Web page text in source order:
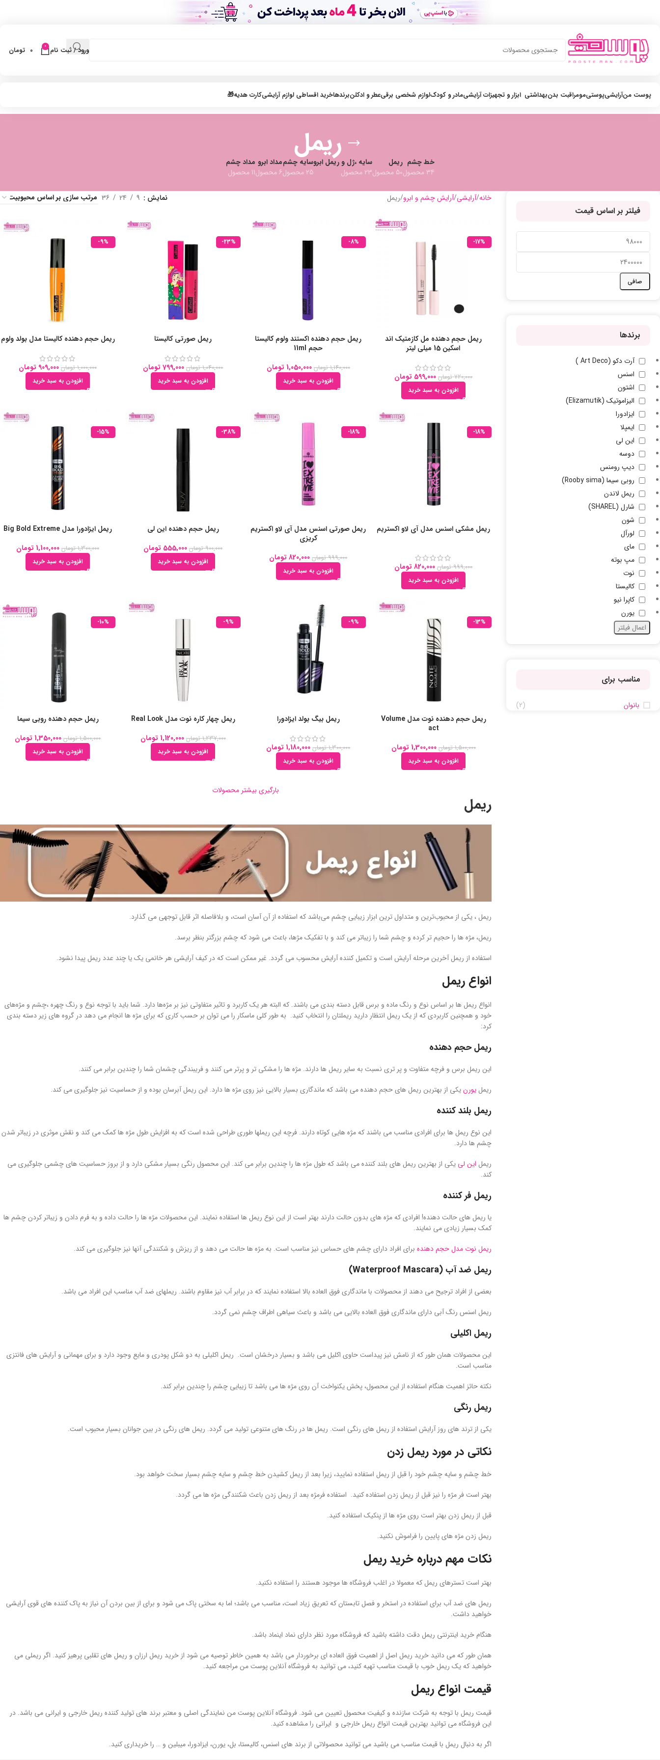
ورود / ثبت نام 0
0 تومان
پوست منآرایشیپوستیمومراقبت بدنبهداشتی ابزار و تجهیزات آرایشیمادر و کودکلوازم شخصی برقیعطر و ادکلنبرندهاخرید اقساطی لوازم آرایشیکارت هدیه🎁
ریمل
خط چشم
34 محصول
ریمل
50 محصول
سایه ،ژل و ریمل ابرو
23 محصول
سایه چشم
25 محصول
مداد ابرو
6 محصول
مداد چشم
11 محصول
فیلتر بر اساس قیمت
صافی
برندها
آرت دکو (Art Deco )
اسنس
اشتون
الیزاموتیک (Elizamutik)
ایزادورا
ایمپلا
این لی
دوسه
دیپ رومنس
روبی سیما (Rooby sima)
ریمل لاندن
شارل (SHAREL)
شون
لورآل
مای
مپ بوته
نوت
کالیستا
کاپرا نیو
یورن
اعمال فیلتر
مناسب برای
بانوان (2)
خانه آرایشی آرایش چشم و ابرو ریمل نمایش 9
24
36
-17%
ریمل حجم دهنده مل کازمتیک اند
اسکین 15 میلی لیتر
720,000 تومان 599,000 تومان
افزودن به سبد خرید
-8%
ریمل حجم دهنده اکستند ولوم کالیستا
حجم 11ml
1,140,000 تومان 1,050,000 تومان
افزودن به سبد خرید
-23%
ریمل صورتی کالیستا
1,040,000 تومان 799,000 تومان
افزودن به سبد خرید
-9%
ریمل حجم دهنده کالیستا مدل بولد ولوم
1,000,000 تومان 909,000 تومان
افزودن به سبد خرید
-18%
ریمل مشکی اسنس مدل آی لاو اکستریم
999,000 تومان 820,000 تومان
افزودن به سبد خرید
-18%
ریمل صورتی اسنس مدل آی لاو اکستریم
کریزی
999,000 تومان 820,000 تومان
افزودن به سبد خرید
-38%
ریمل حجم دهنده این لی
900,000 تومان 555,000 تومان
افزودن به سبد خرید
-15%
ریمل ایزادورا مدل Big Bold Extreme
1,300,000 تومان 1,100,000 تومان
افزودن به سبد خرید
-13%
ریمل حجم دهنده نوت مدل Volume
act
1,500,000 تومان 1,300,000 تومان
افزودن به سبد خرید
-9%
ریمل بیگ بولد ایزادورا
1,300,000 تومان 1,180,000 تومان
افزودن به سبد خرید
-9%
ریمل چهار کاره نوت مدل Real Look
1,237,000 تومان 1,120,000 تومان
افزودن به سبد خرید
-10%
ریمل حجم دهنده روبی سیما
1,500,000 تومان 1,350,000 تومان
افزودن به سبد خرید
بارگیری بیشتر محصولات
ریمل
ریمل ، یکی از محبوب‌ترین و متداول ترین ابزار زیبایی چشم می‌باشد که استفاده از آن آسان است، و بلافاصله اثر قابل توجهی می گذارد.
ریمل، مژه ها را حجیم تر کرده و چشم شما را زیباتر می کند و با تفکیک مژها، باعث می شود که چشم بزرگتر بنظر برسد.
استفاده از ریمل آخرین مرحله آرایش است و تکمیل کننده آرایش محسوب می گردد. غیر ممکن است که در کیف آرایشی هر خانمی یک یا چند عدد ریمل پیدا نشود.
انواع ریمل
انواع ریمل ها بر اساس نوع و رنگ ماده و برس قابل دسته بندی می باشند. که البته هر یک کاربرد و تاثیر متفاوتی نیز بر مژه‌ها دارد. شما باید با توجه نوع و رنگ چهره ،چشم و مژه‌های
خود‌ و همچنین کاربردی که از یک ریمل انتظار دارید ریملتان را انتخاب کنید. به طور کلی ماسکار را می توان بر حسب کاری که برای مژه ها انجام می دهد در گروه های زیر دسته بندی
کرد:
ریمل حجم دهنده
این ریمل برس و فرچه متفاوت و پر تری نسبت به سایر ریمل ها دارند. مژه ها را مشکی تر و پرتر می کنند و فریبندگی چشمان شما را چندین برابر می کنند.
ریملیورنیکی از بهترین ریمل های حجم دهنده می باشد که ماندگاری بسیار بالایی نیز روی مژه ها دارد. این ریمل آبرسان بوده و از حساسیت نیز جلوگیری می کند.
ریمل بلند کننده
این نوع ریمل ها برای افرادی مناسب می باشند که مژه هایی کوتاه دارند. فرچه این ریملها طوری طراحی شده است که به افزایش طول مژه ها کمک می کند و نقش موثری در زیباتر شدن
چشم ها دارد.
ریمل این لی یکی از بهترین ریمل های بلند کننده می باشد که طول مژه ها را چندین برابر می کند. این محصول رنگی بسیار مشکی دارد و از بروز حساسیت های چشمی جلوگیری می
کند.
ریمل فر کننده
یا ریمل های حالت دهنده! افرادی که مژه های بدون حالت دارند بهتر است از این نوع ریمل ها استفاده نمایند. این محصولات مژه ها را حالت داده و به فرم دادن و زیباتر کردن چشم ها
کمک بسیار زیادی می نمایند.
ریمل نوت مدل حجم دهنده برای افراد دارای چشم های حساس نیز مناسب است. به مژه ها حالت می دهد و از ریزش و شکنندگی آنها نیز جلوگیری می کند.
ریمل ضد آب (Waterproof Mascara)
بعضی از افراد ترجیح می دهند از محصولات با ماندگاری فوق العاده بالا استفاده نمایند که در برابر آب نیز مقاوم باشند. ریملهای ضد آب مناسب این افراد می باشد.
ریمل اسنس رنگ آبی دارای ماندگاری فوق العاده بالایی می باشد و باعث سیاهی اطراف چشم نمی گردد.
ریمل اکلیلی
این محصولات همان طور که از نامش نیز پیداست حاوی اکلیل می باشد و بسیار درخشان است. ریمل اکلیلی به دو شکل پودری و مایع وجود دارد و برای مهمانی و آرایش های فانتزی
مناسب است.
نکته حائز اهمیت هنگام استفاده از این محصول، پخش یکنواخت آن روی مژه ها می باشد تا زیبایی چشم را چندین برابر کند.
ریمل رنگی
یکی از ترند های روز آرایش استفاده از ریمل های رنگی است. ریمل ها در رنگ های متنوعی تولید می گردد. ریمل های رنگی در بین جوانان بسیار محبوب است.
نکاتی در مورد ریمل زدن
خط چشم و سایه چشم خود را قبل از ریمل استفاده نمایید، زیرا بعد از ریمل کشیدن خط چشم و سایه چشم بسیار سخت خواهد بود.
بهتر است فر مژه را نیز قبل از ریمل زدن استفاده کنید. استفاده فرمژه بعد از ریمل زدن باعث شکنندگی مژه ها می گردد.
قبل از ریمل زدن بهتر است روی مژه ها از پنکیک استفاده کنید.
ریمل زدن مژه های پایین را فراموش نکنید.
نکات مهم درباره خرید ریمل
بهتر است تسترهای ریمل که معمولا در اغلب فروشگاه ها موجود هستند را استفاده نکنید.
ریمل های ضد آب برای استفاده در استخر و فصل تابستان که تعریق زیاد است، مناسب می باشد؛ اما به سختی پاک می شود و برای از بین بردن آن نیاز به پاک کننده های قوی آرایشی
خواهید داشت.
هنگام خرید اینترنتی ریمل دقت داشته باشید که فروشگاه مورد نظر دارای نماد اینماد باشد.
همان طور که می دانید خرید ریمل اصل از اهمیت فوق العاده ای برخوردار می باشد به همین خاطر توصیه می شود از خرید ریمل ارزان و ریمل های تقلبی پرهیز کنید. اگر ریملی می
خواهید که یک ریمل خوب با قیمت مناسب تهیه کنید، می توانید به فروشگاه آنلاین پوست من مراجعه کنید.
قیمت انواع ریمل
قیمت ریمل با توجه به شرکت سازنده و کیفیت محصول تعیین می شود. فروشگاه آنلاین پوست من نمایندگی اصلی و معتبر برند های تولید کننده ریمل خارجی و ایرانی می باشد. در
این فروشگاه می توانید بهترین قیمت انواع ریمل خارجی و ایرانی را مشاهده کنید.
اگر به دنبال ریمل با قیمت مناسب می باشید می توانید محصولاتی از برند های اسنس، کالیستا، بل، یورن، ایزادورا، میبلین و … را خریداری کنید.